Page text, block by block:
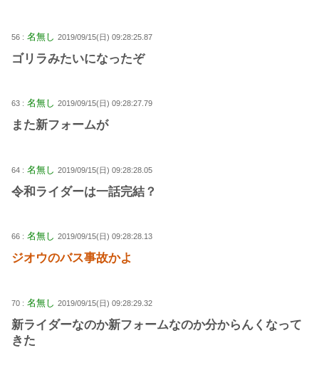
56 : 名無し 2019/09/15(日) 09:28:25.87
ゴリラみたいになったぞ
63 : 名無し 2019/09/15(日) 09:28:27.79
また新フォームが
64 : 名無し 2019/09/15(日) 09:28:28.05
令和ライダーは一話完結？
66 : 名無し 2019/09/15(日) 09:28:28.13
ジオウのバス事故かよ
70 : 名無し 2019/09/15(日) 09:28:29.32
新ライダーなのか新フォームなのか分からんくなって
きた